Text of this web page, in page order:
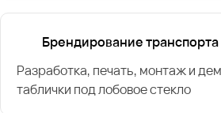
Брендирование транспорта
Разработка, печать, монтаж и
таблички под лобовое стекло